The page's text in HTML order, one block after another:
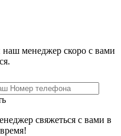
менеджер скоро с вами
свяжеться с вами в